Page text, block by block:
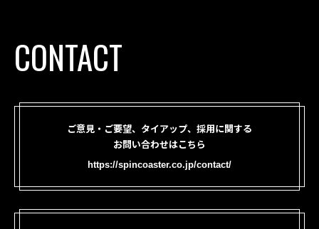
CONTACT
ご意見・ご要望、タイアップ、採用に関する
お問い合わせはこちら
https://spincoaster.co.jp/contact/